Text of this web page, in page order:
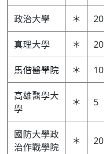
政治大學 ＊ 20
真理大學 ＊ 20
馬偕醫學院 ＊ 10
高雄醫學大
學
＊ 5
國防大學政
治作戰學院
＊ 20